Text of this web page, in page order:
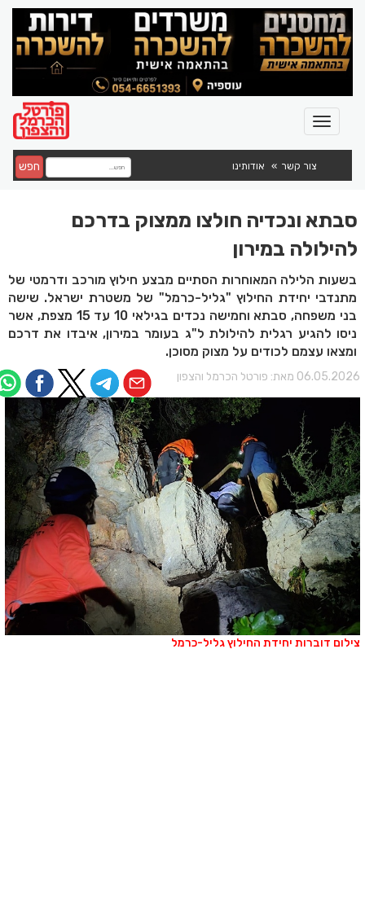
צור קשר אודותינו חפש
סבתא ונכדיה חולצו ממצוק בדרכם
להילולה במירון
בשעות הלילה המאוחרות הסתיים מבצע חילוץ מורכב ודרמטי של
מתנדבי יחידת החילוץ "גליל-כרמל" של משטרת ישראל. שישה
בני משפחה, סבתא וחמישה נכדים בגילאי 10 עד 15 מצפת, אשר
ניסו להגיע רגלית להילולת ל"ג בעומר במירון, איבדו את דרכם
ומצאו עצמם לכודים על מצוק מסוכן.
מאת: פורטל הכרמל והצפון
דוברות יחידת החילוץ גליל-כרמל